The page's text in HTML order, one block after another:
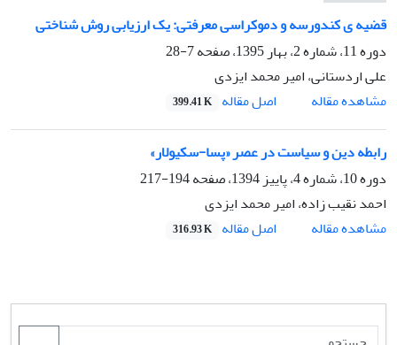
قضیه ی کندورسه و دموکراسی معرفتی: یک ارزیابی روش شناختی
دوره 11، شماره 2، بهار 1395، صفحه
7-28
علی اردستانی، امیر محمد ایزدی
مشاهده مقاله
اصل مقاله 399.41 K
رابطه دین و سیاست در عصر «پسا-سکیولار»
دوره 10، شماره 4، پاییز 1394، صفحه
194-217
احمد نقیب زاده، امیر محمد ایزدی
مشاهده مقاله
اصل مقاله 316.93 K